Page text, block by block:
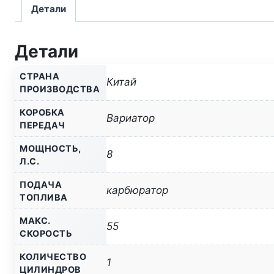
Детали
Детали
СТРАНА
ПРОИЗВОДСТВА
Китай
КОРОБКА
ПЕРЕДАЧ
Вариатор
МОЩНОСТЬ,
Л.С.
8
ПОДАЧА
ТОПЛИВА
карбюратор
МАКС.
СКОРОСТЬ
55
КОЛИЧЕСТВО
ЦИЛИНДРОВ
1